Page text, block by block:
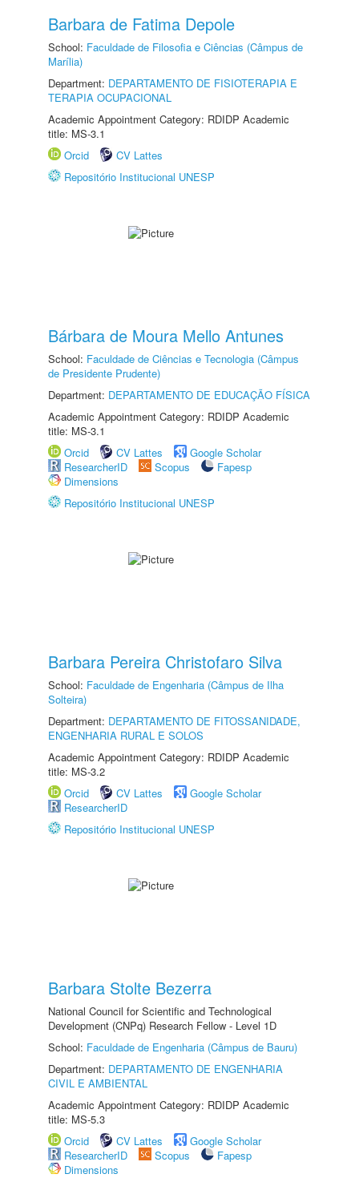
Barbara de Fatima Depole
School: Faculdade de Filosofia e Ciências (Câmpus de
Marília)
Department: DEPARTAMENTO DE FISIOTERAPIA E
TERAPIA OCUPACIONAL
Academic Appointment Category: RDIDP Academic
title: MS-3.1
Orcid
CV Lattes
Repositório Institucional UNESP
Bárbara de Moura Mello Antunes
School: Faculdade de Ciências e Tecnologia (Câmpus
de Presidente Prudente)
Department: DEPARTAMENTO DE EDUCAÇÃO FÍSICA
Academic Appointment Category: RDIDP Academic
title: MS-3.1
Orcid
CV Lattes
Google Scholar
ResearcherID
Scopus
Fapesp
Dimensions
Repositório Institucional UNESP
Barbara Pereira Christofaro Silva
School: Faculdade de Engenharia (Câmpus de Ilha
Solteira)
Department: DEPARTAMENTO DE FITOSSANIDADE,
ENGENHARIA RURAL E SOLOS
Academic Appointment Category: RDIDP Academic
title: MS-3.2
Orcid
CV Lattes
Google Scholar
ResearcherID
Repositório Institucional UNESP
Barbara Stolte Bezerra
National Council for Scientific and Technological
Development (CNPq) Research Fellow - Level 1D
School: Faculdade de Engenharia (Câmpus de Bauru)
Department: DEPARTAMENTO DE ENGENHARIA
CIVIL E AMBIENTAL
Academic Appointment Category: RDIDP Academic
title: MS-5.3
Orcid
CV Lattes
Google Scholar
ResearcherID
Scopus
Fapesp
Dimensions